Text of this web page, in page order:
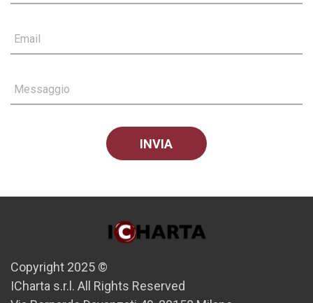
Email
Messaggio
Copyright 2025 ©
ICharta s.r.l. All Rights Reserved